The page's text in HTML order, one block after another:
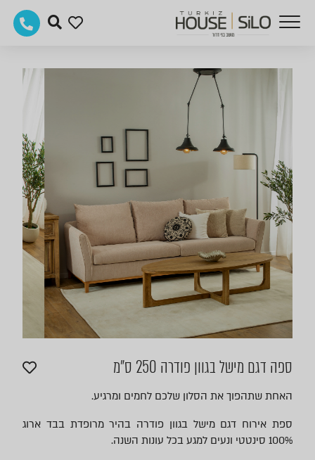
ספה דגם מישל בגוון פודרה 250 ס"מ
האחת שתהפוך את הסלון שלכם לחמים ומרגיע.
ספת אירוח דגם מישל בגוון פודרה בהיר מרופדת בבד ארוג
100% סינטטי ונעים למגע בכל עונות השנה.